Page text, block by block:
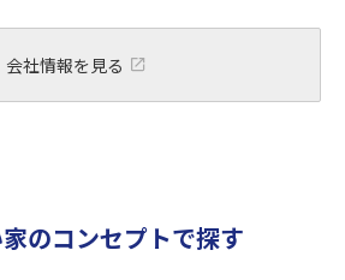
会社情報を見る
のコンセプトで探す